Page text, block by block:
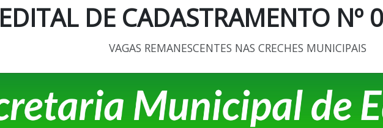
EDITAL DE CADASTRAMENTO Nº
VAGAS REMANESCENTES NAS CRECHES MUNICIPAIS